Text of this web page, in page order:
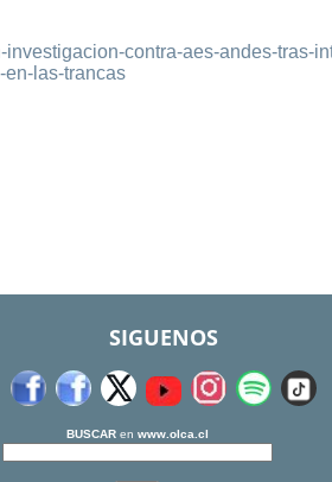
investigacion-contra-aes-andes-tras-
las-trancas
SIGUENOS
BUSCARen www.olca.cl